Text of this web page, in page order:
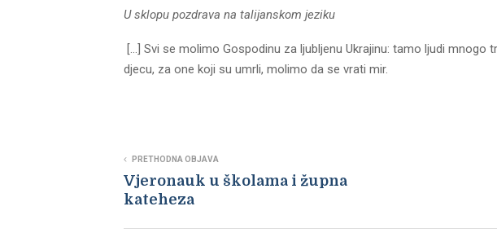
U sklopu pozdrava na talijanskom jeziku
[…] Svi se molimo Gospodinu za ljubljenu Ukrajinu: tamo ljudi mnogo
djecu, za one koji su umrli, molimo da se vrati mir.
PRETHODNA OBJAVA
Vjeronauk u školama i župna
kateheza